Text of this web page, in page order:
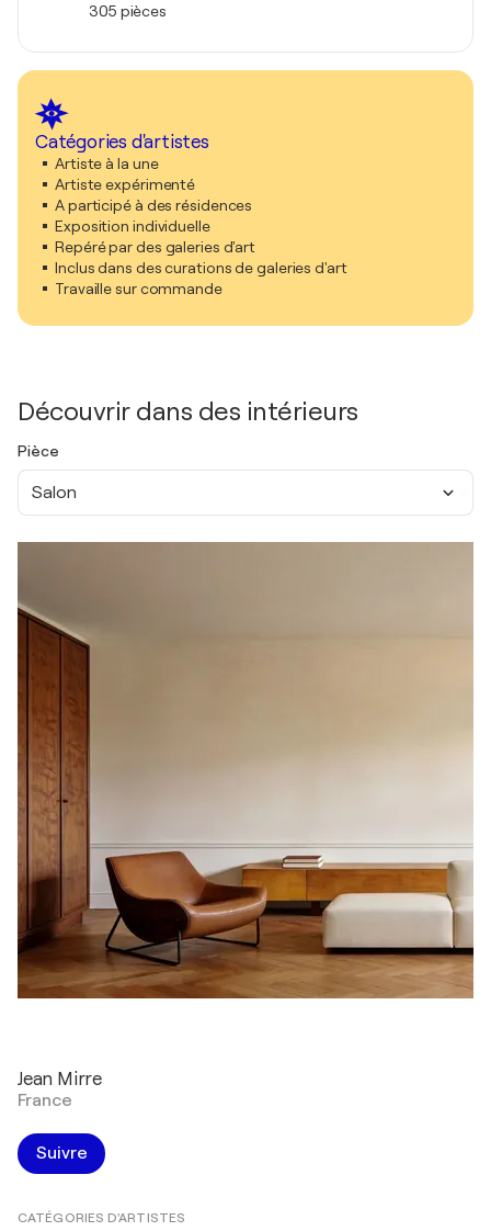
305 pièces
Catégories d'artistes
Artiste à la une
Artiste expérimenté
A participé à des résidences
Exposition individuelle
Repéré par des galeries d'art
Inclus dans des curations de galeries d'art
Travaille sur commande
Découvrir dans des intérieurs
Pièce
Salon
Jean Mirre
France
Suivre
CATÉGORIES D'ARTISTES